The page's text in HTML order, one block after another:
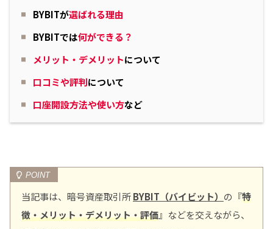
BYBITが選ばれる理由
BYBITでは何ができる？
メリット・デメリットについて
口コミや評判について
口座開設方法や使い方など
当記事は、暗号資産取引所BYBIT（バイビット） の『特
徴・メリット・デメリット・評価』などを交えながら、